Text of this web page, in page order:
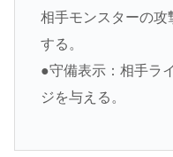
相手モンスターの攻
する。
●守備表示：相手ラ
ジを与える。